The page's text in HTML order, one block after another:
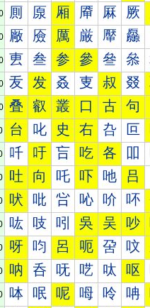
厠 厡 厢 厣 厤 厥
厰 厱 厲 厳 厴 厵
叀 叁 参 參 叄 叅
叐 发 叒 叓 叔 叕
叠 叡 叢 口 古 句
台 叱 史 右 叴 叵
吀 吁 吂 吃 各 吅
吐 向 吒 吓 吔 吕
吠 吡 吢 吣 吤 吥
吰 吱 吲 吳 吴 吵
呀 呁 呂 呃 呄 呅
呐 呑 呒 呓 呔 呕
呠 呡 呢 呣 呤 呥